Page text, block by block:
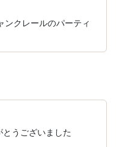
クレールのパーティ
うございました